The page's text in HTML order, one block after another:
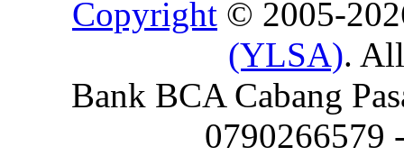
Copyright © 2005-
(YLSA).
Bank BCA Cabang
0790266579